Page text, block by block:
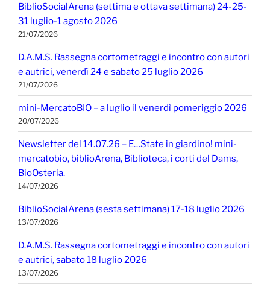
BiblioSocialArena (settima e ottava settimana) 24-25-
31 luglio-1 agosto 2026
21/07/2026
D.A.M.S. Rassegna cortometraggi e incontro con autori
e autrici, venerdì 24 e sabato 25 luglio 2026
21/07/2026
mini-MercatoBIO – a luglio il venerdì pomeriggio 2026
20/07/2026
Newsletter del 14.07.26 – E…State in giardino! mini-
mercatobio, biblioArena, Biblioteca, i corti del Dams,
BioOsteria.
14/07/2026
BiblioSocialArena (sesta settimana) 17-18 luglio 2026
13/07/2026
D.A.M.S. Rassegna cortometraggi e incontro con autori
e autrici, sabato 18 luglio 2026
13/07/2026